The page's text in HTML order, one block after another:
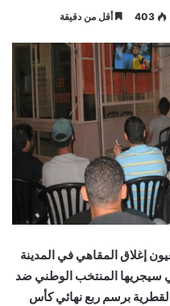
403 أقل من دقيقة
إغلاق المقاهي في المدينة
سيجريها المنتخب الوطني ضد
برسم ربع نهائي كأس